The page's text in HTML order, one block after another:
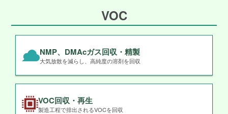
VOC
NMP、DMAcガス回収・精製
大気放散を減らし、高純度の溶剤を回収
VOC回収・再生
製造工程で排出されるVOCを回収